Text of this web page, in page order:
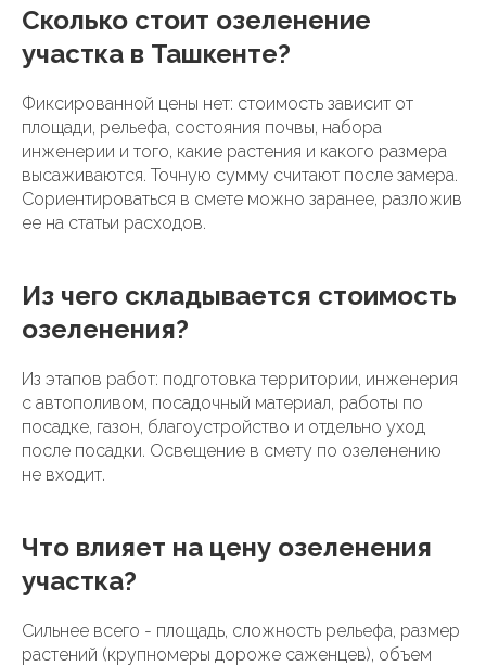
Сколько стоит озеленение
участка в Ташкенте?
Фиксированной цены нет: стоимость зависит от
площади, рельефа, состояния почвы, набора
инженерии и того, какие растения и какого размера
высаживаются. Точную сумму считают после замера.
Сориентироваться в смете можно заранее, разложив
ее на статьи расходов.
Из чего складывается стоимость
озеленения?
Из этапов работ: подготовка территории, инженерия
с автополивом, посадочный материал, работы по
посадке, газон, благоустройство и отдельно уход
после посадки. Освещение в смету по озеленению
не входит.
Что влияет на цену озеленения
участка?
Сильнее всего - площадь, сложность рельефа, размер
растений (крупномеры дороже саженцев), объем